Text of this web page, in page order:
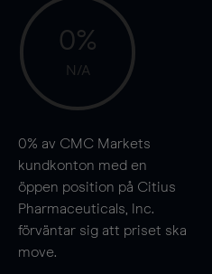
0%
N/A
0% av CMC Markets
kundkonton med en
öppen position på Citius
Pharmaceuticals, Inc.
förväntar sig att priset ska
move.